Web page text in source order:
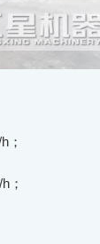
；
；